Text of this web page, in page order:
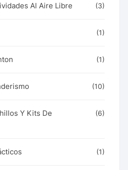
Al Aire Libre (3)
(1)
(1)
(10)
Y Kits De
(6)
(1)